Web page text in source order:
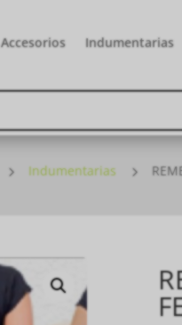
Accesorios Indumentarias
5 Indumentarias 5